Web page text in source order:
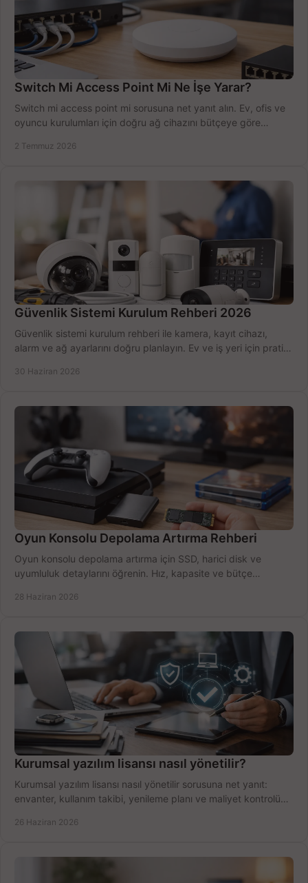
Switch Mi Access Point Mi Ne İşe Yarar?
Switch mi access point mi sorusuna net yanıt alın. Ev, ofis ve
oyuncu kurulumları için doğru ağ cihazını bütçeye göre
2 Temmuz 2026
Güvenlik Sistemi Kurulum Rehberi 2026
Güvenlik sistemi kurulum rehberi ile kamera, kayıt cihazı,
alarm ve ağ ayarlarını doğru planlayın. Ev ve iş yeri için pratik
30 Haziran 2026
Oyun Konsolu Depolama Artırma Rehberi
Oyun konsolu depolama artırma için SSD, harici disk ve
uyumluluk detaylarını öğrenin. Hız, kapasite ve bütçe
28 Haziran 2026
Kurumsal yazılım lisansı nasıl yönetilir?
Kurumsal yazılım lisansı nasıl yönetilir sorusuna net yanıt:
envanter, kullanım takibi, yenileme planı ve maliyet kontrolü
26 Haziran 2026